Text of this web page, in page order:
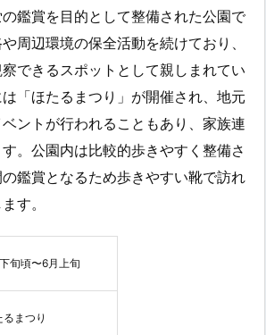
鑑賞を目的として整備された公園で
周辺環境の保全活動を続けており、
できるスポットとして親しまれてい
「ほたるまつり」が開催され、地元
ントが行われることもあり、家族連
。公園内は比較的歩きやすく整備さ
鑑賞となるため歩きやすい靴で訪れ
す。
旬頃〜6月上旬
るまつり